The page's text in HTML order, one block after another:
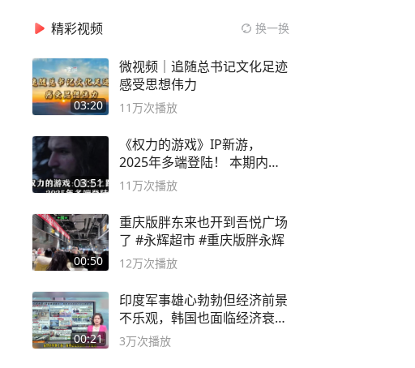
精彩视频 换一换
03:20
微视频｜追随总书记文化足迹
感受思想伟力
11万次播放
03:51
《权力的游戏》IP新游，
2025年多端登陆！ 本期内容
概要
11万次播放
00:50
重庆版胖东来也开到吾悦广场
了 #永辉超市 #重庆版胖永辉
12万次播放
00:21
印度军事雄心勃勃但经济前景
不乐观，韩国也面临经济衰退
风险
3万次播放